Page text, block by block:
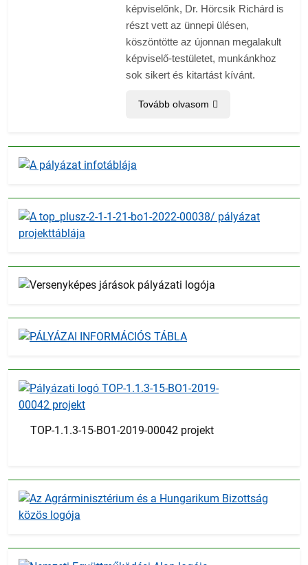
képviselőnk, Dr. Hörcsik Richárd is
részt vett az ünnepi ülésen,
köszöntötte az újonnan megalakult
képviselő-testületet, munkánkhoz
sok sikert és kitartást kívánt.
Tovább olvasom
TOP-1.1.3-15-BO1-2019-00042 projekt